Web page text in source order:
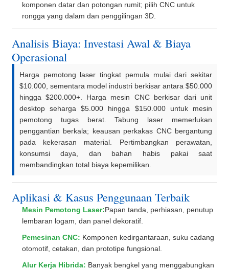
komponen datar dan potongan rumit; pilih CNC untuk
rongga yang dalam dan penggilingan 3D.
Analisis Biaya: Investasi Awal & Biaya
Operasional
Harga pemotong laser tingkat pemula mulai dari sekitar
$10.000, sementara model industri berkisar antara $50.000
hingga $200.000+. Harga mesin CNC berkisar dari unit
desktop seharga $5.000 hingga $150.000 untuk mesin
pemotong tugas berat. Tabung laser memerlukan
penggantian berkala; keausan perkakas CNC bergantung
pada kekerasan material. Pertimbangkan perawatan,
konsumsi daya, dan bahan habis pakai saat
membandingkan total biaya kepemilikan.
Aplikasi & Kasus Penggunaan Terbaik
Mesin Pemotong Laser:Papan tanda, perhiasan, penutup
lembaran logam, dan panel dekoratif.
Pemesinan CNC: Komponen kedirgantaraan, suku cadang
otomotif, cetakan, dan prototipe fungsional.
Alur Kerja Hibrida: Banyak bengkel yang menggabungkan